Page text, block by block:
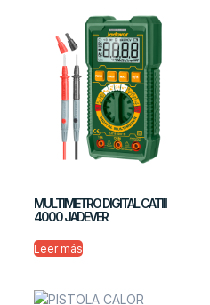
MULTIMETRO DIGITAL CATIII
4000 JADEVER
Leer más